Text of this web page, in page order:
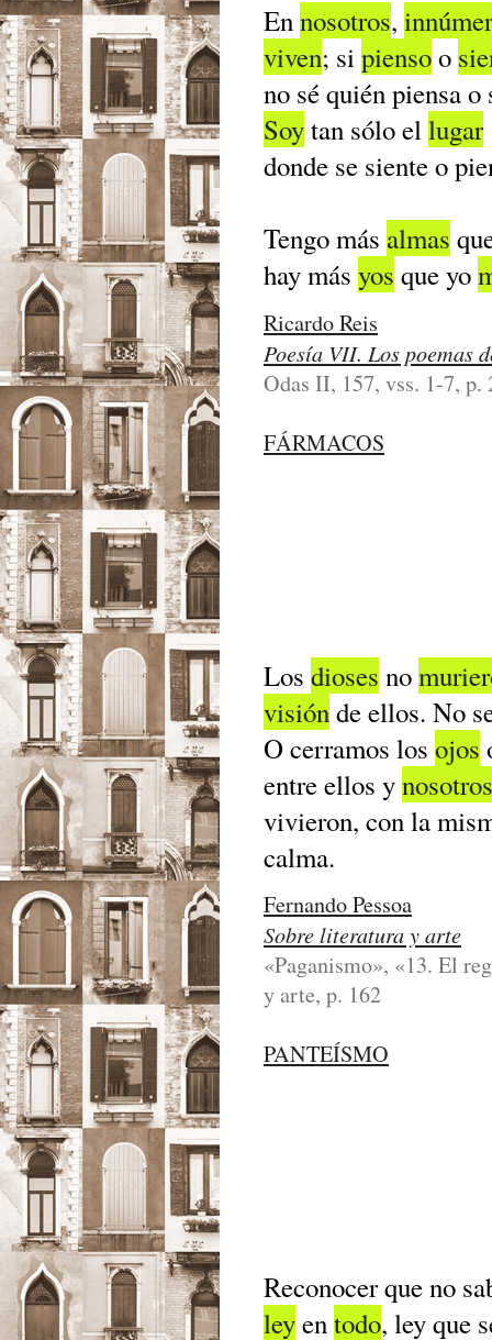
Ennosotros,
viven; sipiensoo
no sé quién piensa o
Soytan sólo ellugar
donde se siente o
Tengo más almas
hay más yos que yo
Ricardo Reis
Poesí­a VII. Los poemas
Odas II, 157, vss. 1-7, p.
FÁRMACOS
Los dioses no
visiónde ellos. No
O cerramos los ojos
entre ellos ynosotros
vivieron, con la
calma.
Fernando Pessoa
Sobre literatura y arte
«Paganismo», «13. El
y arte, p. 162
PANTEÍSMO
Reconocer que no
leyentodo, ley que